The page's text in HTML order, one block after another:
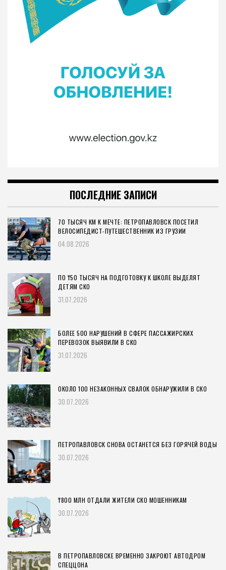
ПОСЛЕДНИЕ ЗАПИСИ
70 ТЫСЯЧ КМ К МЕЧТЕ: ПЕТРОПАВЛОВСК ПОСЕТИЛ
ВЕЛОСИПЕДИСТ-ПУТЕШЕСТВЕННИК ИЗ ГРУЗИИ
04.08.2026
ПО ₸50 ТЫСЯЧ НА ПОДГОТОВКУ К ШКОЛЕ ВЫДЕЛЯТ
ДЕТЯМ СКО
31.07.2026
БОЛЕЕ 500 НАРУШЕНИЙ В СФЕРЕ ПАССАЖИРСКИХ
ПЕРЕВОЗОК ВЫЯВИЛИ В СКО
31.07.2026
ОКОЛО 100 НЕЗАКОННЫХ СВАЛОК ОБНАРУЖИЛИ В СКО
30.07.2026
ПЕТРОПАВЛОВСК СНОВА ОСТАНЕТСЯ БЕЗ ГОРЯЧЕЙ ВОДЫ
30.07.2026
₸800 МЛН ОТДАЛИ ЖИТЕЛИ СКО МОШЕННИКАМ
30.07.2026
В ПЕТРОПАВЛОВСКЕ ВРЕМЕННО ЗАКРОЮТ АВТОДРОМ
СПЕЦЦОНА